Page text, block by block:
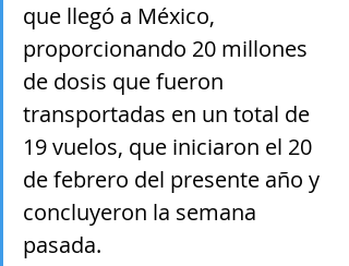
que llegó a México,
proporcionando 20 millones
de dosis que fueron
transportadas en un total de
19 vuelos, que iniciaron el 20
de febrero del presente año y
concluyeron la semana
pasada.